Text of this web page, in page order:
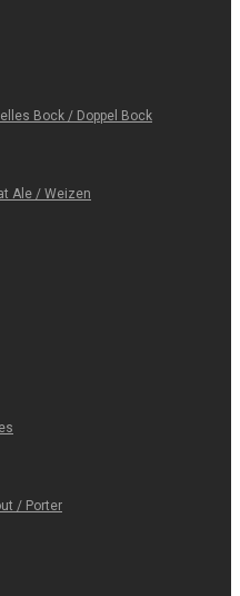
Bock / Doppel Bock
Ale / Weizen
/ Porter